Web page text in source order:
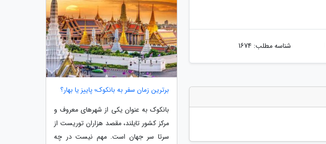
شناسه مطلب: 1674
برترین زمان سفر به بانکوک؛ پاییز یا بهار؟
بانکوک به عنوان یکی از شهرهای معروف و
مرکز کشور تایلند، مقصد هزاران توریست از
سرتا سر جهان است. مهم نیست در چه